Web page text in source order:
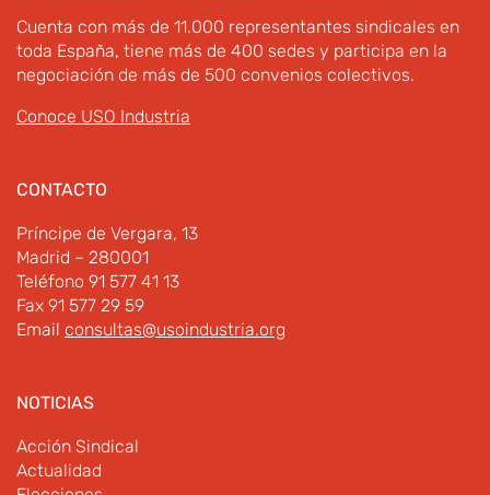
Cuenta con más de 11.000 representantes sindicales en
toda España, tiene más de 400 sedes y participa en la
negociación de más de 500 convenios colectivos.
Conoce USO Industria
CONTACTO
Príncipe de Vergara, 13
Madrid – 280001
Teléfono 91 577 41 13
Fax 91 577 29 59
Email consultas@usoindustria.org
NOTICIAS
Acción Sindical
Actualidad